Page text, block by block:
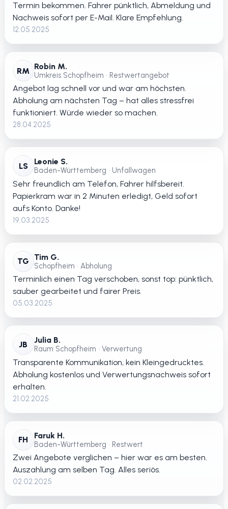
Termin bekommen. Fahrer pünktlich, Abmeldung und
Nachweis sofort per E-Mail. Klare Empfehlung.
12.05.2025
RM Robin M.
Umkreis Schopfheim • Restwertangebot
Angebot lag schnell vor und war am höchsten.
Abholung am nächsten Tag – hat alles stressfrei
funktioniert. Würde wieder so machen.
28.04.2025
LS Leonie S.
Baden-Württemberg • Unfallwagen
Sehr freundlich am Telefon, Fahrer hilfsbereit.
Papierkram war in 2 Minuten erledigt, Geld sofort
aufs Konto. Danke!
19.03.2025
TG Tim G.
Schopfheim • Abholung
Terminlich einen Tag verschoben, sonst top: pünktlich,
sauber gearbeitet und fairer Preis.
05.03.2025
JB Julia B.
Raum Schopfheim • Verwertung
Transparente Kommunikation, kein Kleingedrucktes.
Abholung kostenlos und Verwertungsnachweis sofort
erhalten.
21.02.2025
FH Faruk H.
Baden-Württemberg • Restwert
Zwei Angebote verglichen – hier war es am besten.
Auszahlung am selben Tag. Alles seriös.
02.02.2025